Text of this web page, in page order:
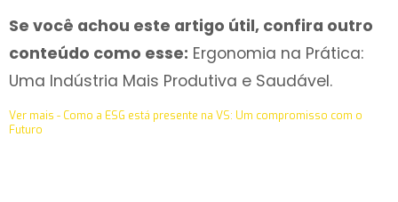
Se você achou este artigo útil, confira outro
conteúdo como esse: Ergonomia na Prática:
Uma Indústria Mais Produtiva e Saudável.
Ver mais - Como a ESG está presente na VS: Um compromisso com o
Futuro